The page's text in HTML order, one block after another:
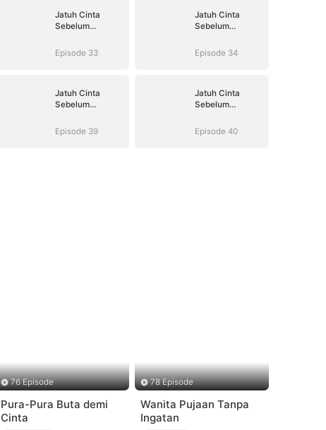
Jatuh Cinta
Sebelum
Episode 33
Jatuh Cinta
Sebelum
Episode 34
Jatuh Cinta
Sebelum
Episode 39
Jatuh Cinta
Sebelum
Episode 40
76 Episode
Pura-Pura Buta demi
Cinta
78 Episode
Wanita Pujaan Tanpa
Ingatan